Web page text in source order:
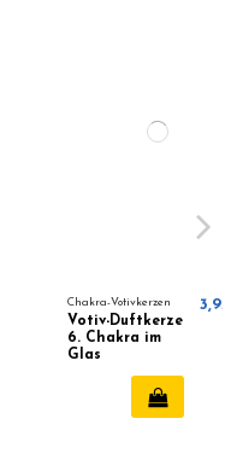
Chakra-Votivkerzen
Votiv-Duftkerze
6. Chakra im
3,95 €